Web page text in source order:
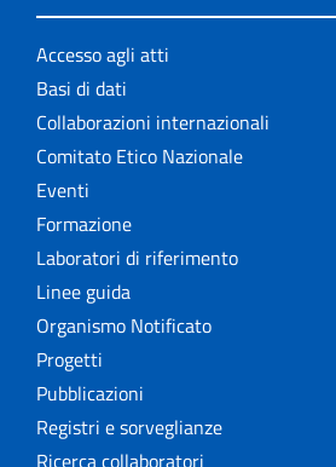
Accesso agli atti
Basi di dati
Collaborazioni internazionali
Comitato Etico Nazionale
Eventi
Formazione
Laboratori di riferimento
Linee guida
Organismo Notificato
Progetti
Pubblicazioni
Registri e sorveglianze
Ricerca collaboratori